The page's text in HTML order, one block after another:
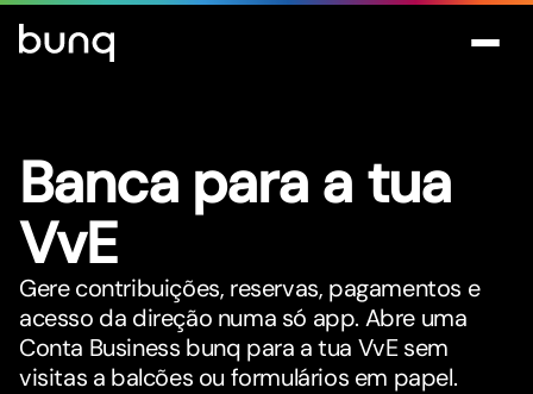
Banca para a tua
VvE
Gere contribuições, reservas, pagamentos e
acesso da direção numa só app. Abre uma
Conta Business bunq para a tua VvE sem
visitas a balcões ou formulários em papel.